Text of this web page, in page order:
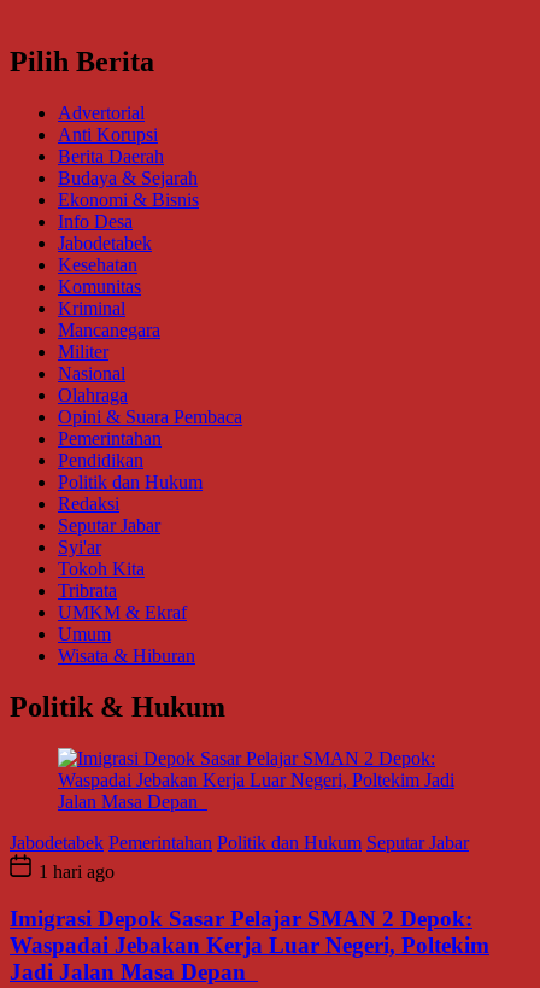
Pilih Berita
Advertorial
Anti Korupsi
Berita Daerah
Budaya & Sejarah
Ekonomi & Bisnis
Info Desa
Jabodetabek
Kesehatan
Komunitas
Kriminal
Mancanegara
Militer
Nasional
Olahraga
Opini & Suara Pembaca
Pemerintahan
Pendidikan
Politik dan Hukum
Redaksi
Seputar Jabar
Syi'ar
Tokoh Kita
Tribrata
UMKM & Ekraf
Umum
Wisata & Hiburan
Politik & Hukum
Jabodetabek Pemerintahan Politik dan Hukum Seputar Jabar
1 hari ago
Imigrasi Depok Sasar Pelajar SMAN 2 Depok:
Waspadai Jebakan Kerja Luar Negeri, Poltekim
Jadi Jalan Masa Depan